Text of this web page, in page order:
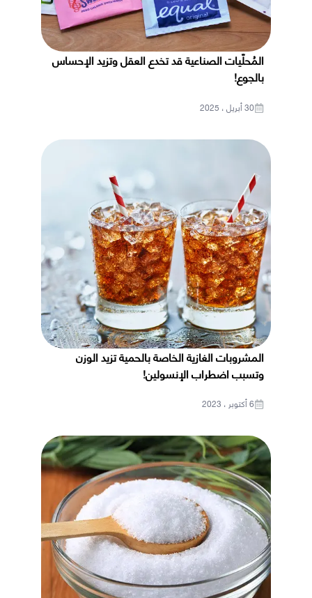
المُحلّيات الصناعية قد تخدع العقل وتزيد الإحساس
بالجوع!
30 أبريل ، 2025
المشروبات الغازية الخاصة بالحمية تزيد الوزن
وتسبب اضطراب الإنسولين!
6 أكتوبر ، 2023